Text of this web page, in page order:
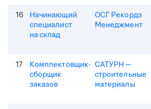
16
Начинающий
специалист
на склад
ОСГ Рекордз
Менеджмент
17
Комплектовщик-
сборщик
заказов
САТУРН —
строительные
материалы